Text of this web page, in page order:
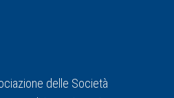
delle Società